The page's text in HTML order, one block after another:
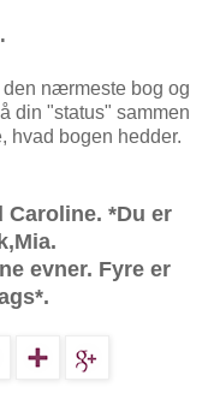
den nærmeste bog og
din "status" sammen
hvad bogen hedder.
Caroline. *Du er
evner. Fyre er